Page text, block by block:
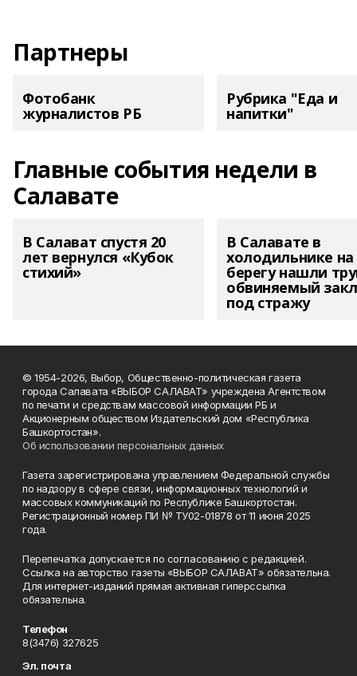
Партнеры
Фотобанк
журналистов РБ
Рубрика "Еда и
напитки"
Главные события недели в
Салавате
В Салават спустя 20
лет вернулся «Кубок
стихий»
В Салавате в
холодильнике на
берегу нашли
обвиняемый
под стражу
© 1954-2026, Выбор, Общественно-политическая газета
города Салавата «ВЫБОР САЛАВАТ» учреждена Агентством
по печати и средствам массовой информации РБ и
Акционерным обществом Издательский дом «Республика
Башкортостан».
Об использовании персональных данных
Газета зарегистрирована управлением Федеральной службы
по надзору в сфере связи, информационных технологий и
массовых коммуникаций по Республике Башкортостан.
Регистрационный номер ПИ № ТУ02-01878 от 11 июня 2025
года.
Перепечатка допускается по согласованию с редакцией.
Ссылка на авторство газеты «ВЫБОР САЛАВАТ» обязательна.
Для интернет-изданий прямая активная гиперссылка
обязательна.
Телефон
8(3476) 327625
Эл. почта